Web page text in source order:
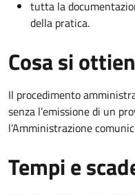
tutta la
della pratica.
Cosa si
Il procedimento
senza l’emissione di un
l’Amministrazione
Tempi e